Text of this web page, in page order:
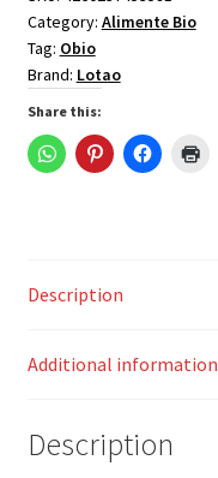
curry
verde,
bio,
220g,
Lotao
quantity
Category: Alimente Bio
Tag: Obio
Brand: Lotao
Share this:
Description
Additional information
Description